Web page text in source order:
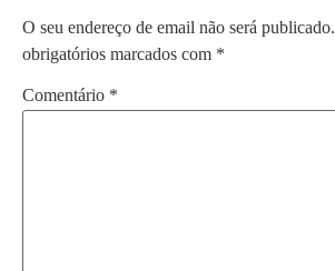
O seu endereço de email não será publicado.
obrigatórios marcados com *
Comentário *